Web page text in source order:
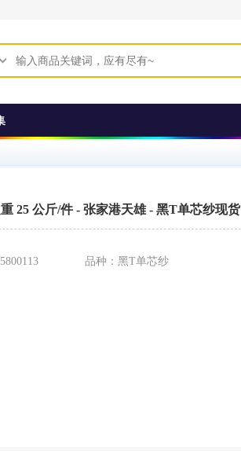
25 公斤/件 - 张家港天雄 - 黑T单芯纱现货
品种： 黑T单芯纱